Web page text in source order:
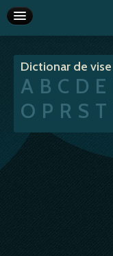
Interpretare vise
Articole
Va recomandam
Dictionar de vise
A B C D E
O P R S T